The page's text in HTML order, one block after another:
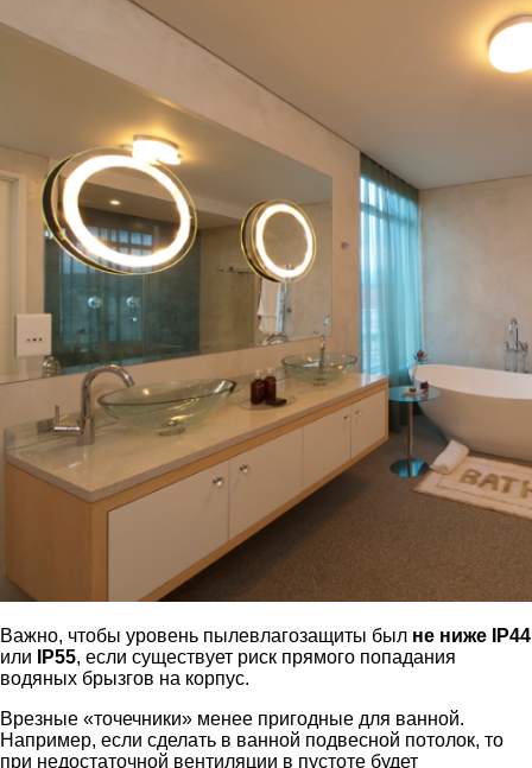
Важно, чтобы уровень пылевлагозащиты был не ниже IP44
или
IP55, если существует риск прямого попадания
водяных брызгов на корпус.
Врезные «точечники» менее пригодные для ванной.
Например, если сделать в ванной подвесной потолок, то
при недостаточной вентиляции в пустоте будет